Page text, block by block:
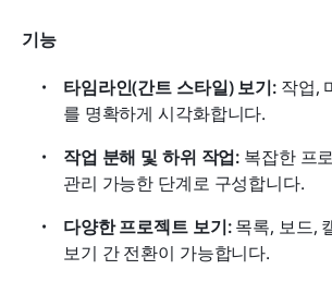
기능
타임라인(간트 스타일) 보기: 작업,
를 명확하게 시각화합니다.
작업 분해 및 하위 작업: 복잡한 프
관리 가능한 단계로 구성합니다.
다양한 프로젝트 보기: 목록, 보드,
보기 간 전환이 가능합니다.